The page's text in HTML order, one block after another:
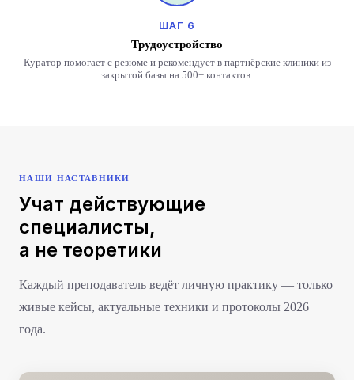
ШАГ 6
Трудоустройство
Куратор помогает с резюме и рекомендует в партнёрские клиники из
закрытой базы на 500+ контактов.
НАШИ НАСТАВНИКИ
Учат действующие
специалисты,
а не теоретики
Каждый преподаватель ведёт личную практику — только
живые кейсы, актуальные техники и протоколы 2026
года.